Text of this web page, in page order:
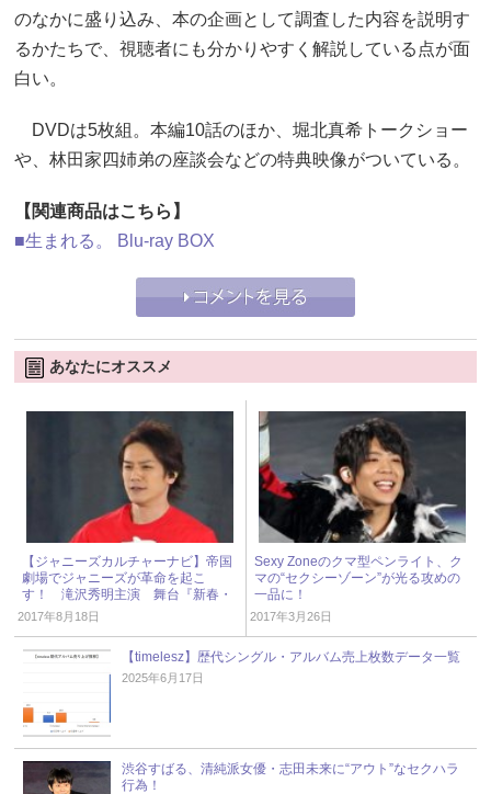
のなかに盛り込み、本の企画として調査した内容を説明す
るかたちで、視聴者にも分かりやすく解説している点が面
白い。
DVDは5枚組。本編10話のほか、堀北真希トークショー
や、林田家四姉弟の座談会などの特典映像がついている。
【関連商品はこちら】
■生まれる。 Blu-ray BOX
あなたにオススメ
【ジャニーズカルチャーナビ】帝国
劇場でジャニーズが革命を起こ
す！ 滝沢秀明主演 舞台『新春・
滝沢革命』
2017年8月18日
Sexy Zoneのクマ型ペンライト、ク
マの“セクシーゾーン”が光る攻めの
一品に！
2017年3月26日
【timelesz】歴代シングル・アルバム売上枚数データ一覧
2025年6月17日
渋谷すばる、清純派女優・志田未来に“アウト”なセクハラ
行為！